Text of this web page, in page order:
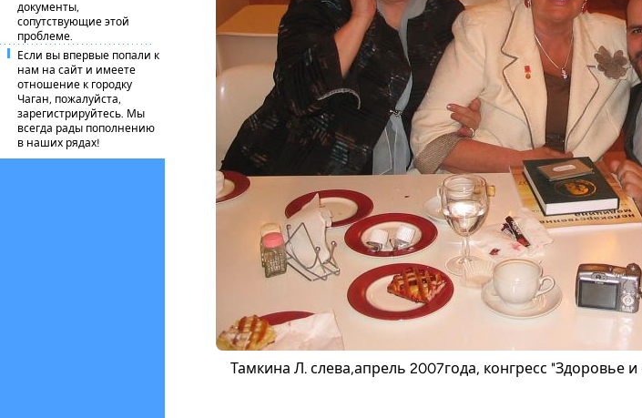
документы,
сопутствующие этой
проблеме.
Если вы впервые попали к
нам на сайт и имеете
отношение к городку
Чаган, пожалуйста,
зарегистрируйтесь. Мы
всегда рады пополнению
в наших рядах!
Тамкина Л. слева,апрель 2007года, конгресс "Здоровье